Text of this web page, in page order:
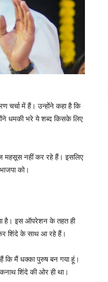
चर्चा में हैं। उन्होंने कहा है कि
धमकी भरे ये शब्द किसके लिए
महसूस नहीं कर रहे हैं। इसलिए
को।
है। इस ऑपरेशन के तहत ही
शिंदे के साथ आ रहे हैं।
कि मैं धक्का पुरुष बन गया हूं।
शिंदे की ओर ही था।